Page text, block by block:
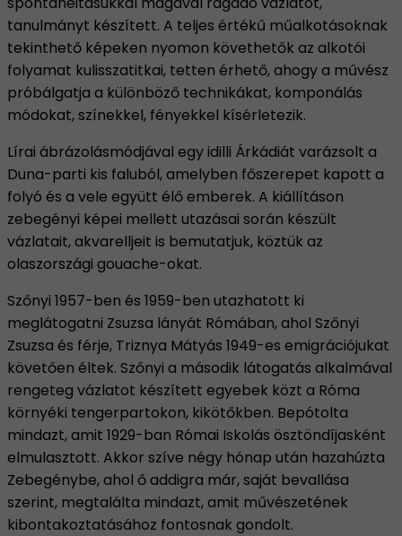
tanulmányt készített. A teljes értékű műalkotásoknak
tekinthető képeken nyomon követhetők az alkotói
folyamat kulisszatitkai, tetten érhető, ahogy a művész
próbálgatja a különböző technikákat, komponálás
módokat, színekkel, fényekkel kísérletezik.
Lírai ábrázolásmódjával egy idilli Árkádiát varázsolt a
Duna-parti kis faluból, amelyben főszerepet kapott a
folyó és a vele együtt élő emberek. A kiállításon
zebegényi képei mellett utazásai során készült
vázlatait, akvarelljeit is bemutatjuk, köztük az
olaszországi gouache-okat.
Szőnyi 1957-ben és 1959-ben utazhatott ki
meglátogatni Zsuzsa lányát Rómában, ahol Szőnyi
Zsuzsa és férje, Triznya Mátyás 1949-es emigrációjukat
követően éltek. Szőnyi a második látogatás alkalmával
rengeteg vázlatot készített egyebek közt a Róma
környéki tengerpartokon, kikötőkben. Bepótolta
mindazt, amit 1929-ban Római Iskolás ösztöndíjasként
elmulasztott. Akkor szíve négy hónap után hazahúzta
Zebegénybe, ahol ő addigra már, saját bevallása
szerint, megtalálta mindazt, amit művészetének
kibontakoztatásához fontosnak gondolt.